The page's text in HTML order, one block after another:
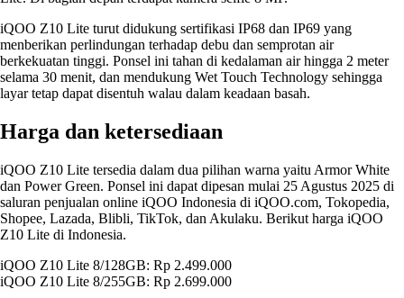
iQOO Z10 Lite turut didukung sertifikasi IP68 dan IP69 yang
menberikan perlindungan terhadap debu dan semprotan air
berkekuatan tinggi. Ponsel ini tahan di kedalaman air hingga 2 meter
selama 30 menit, dan mendukung Wet Touch Technology sehingga
layar tetap dapat disentuh walau dalam keadaan basah.
Harga dan ketersediaan
iQOO Z10 Lite tersedia dalam dua pilihan warna yaitu Armor White
dan Power Green. Ponsel ini dapat dipesan mulai 25 Agustus 2025 di
saluran penjualan online iQOO Indonesia di iQOO.com, Tokopedia,
Shopee, Lazada, Blibli, TikTok, dan Akulaku. Berikut harga iQOO
Z10 Lite di Indonesia.
iQOO Z10 Lite 8/128GB: Rp 2.499.000
iQOO Z10 Lite 8/255GB: Rp 2.699.000